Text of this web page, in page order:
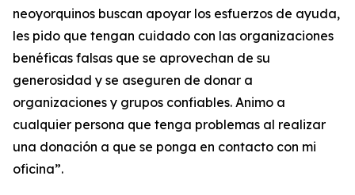
neoyorquinos buscan apoyar los esfuerzos de ayuda,
les pido que tengan cuidado con las organizaciones
benéficas falsas que se aprovechan de su
generosidad y se aseguren de donar a
organizaciones y grupos confiables. Animo a
cualquier persona que tenga problemas al realizar
una donación a que se ponga en contacto con mi
oficina”.